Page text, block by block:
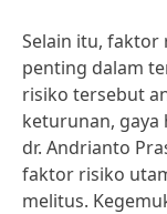
Selain itu, faktor
penting dalam
risiko tersebut
keturunan,
dr. Andrianto
faktor risiko
melitus.